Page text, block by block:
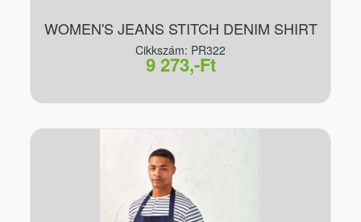
WOMEN'S JEANS STITCH DENIM SHIRT
Cikkszám: PR322
9 273,-Ft